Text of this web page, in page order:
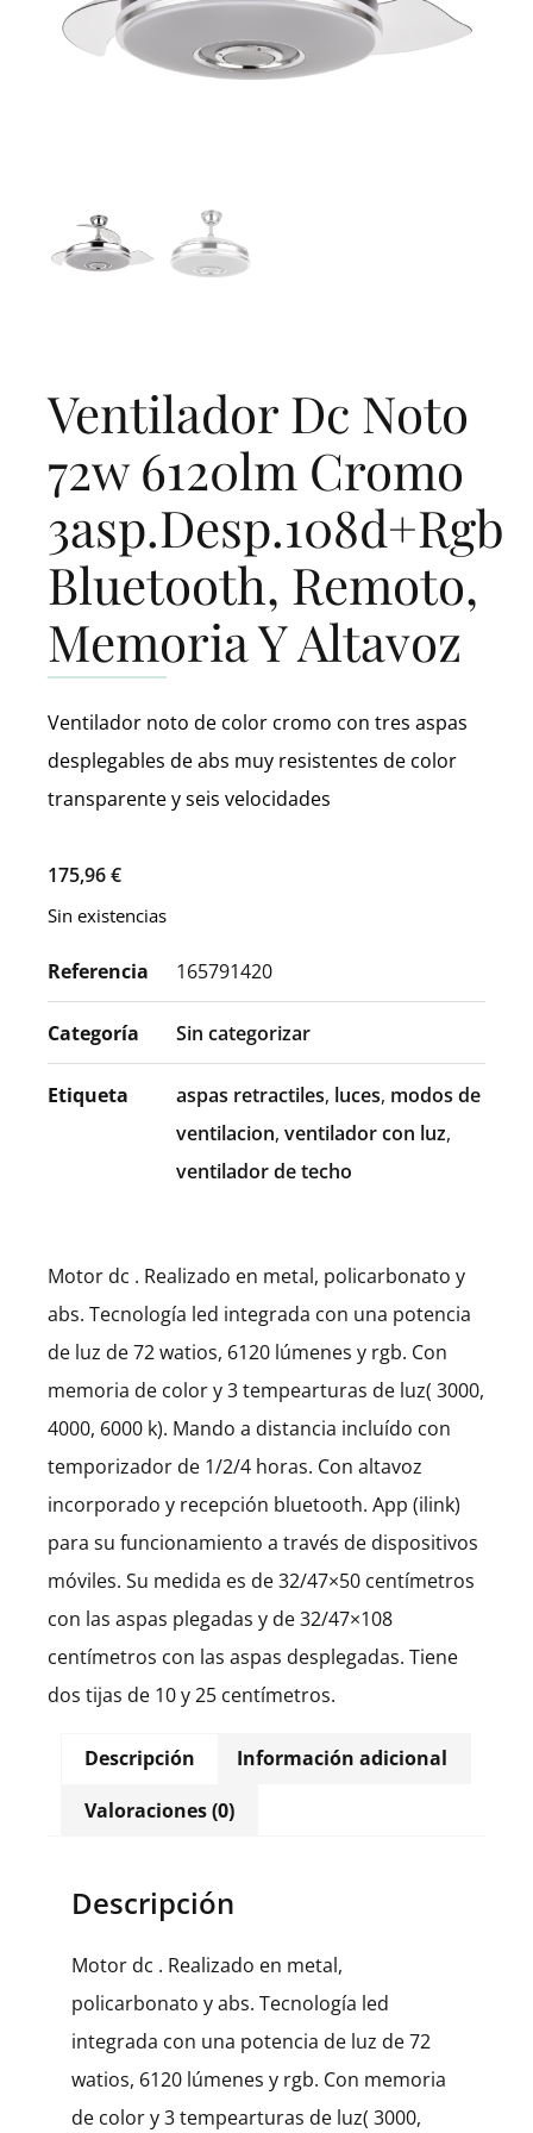
Ventilador Dc Noto
72w 6120lm Cromo
3asp.Desp.108d+Rgb
Bluetooth, Remoto,
Memoria Y Altavoz
Ventilador noto de color cromo con tres aspas
desplegables de abs muy resistentes de color
transparente y seis velocidades
175,96€
Sin existencias
Referencia 165791420
Categoría Sin categorizar
Etiqueta aspas retractiles, luces, modos de
ventilacion, ventilador con luz,
ventilador de techo
Motor dc . Realizado en metal, policarbonato y
abs. Tecnología led integrada con una potencia
de luz de 72 watios, 6120 lúmenes y rgb. Con
memoria de color y 3 tempearturas de luz( 3000,
4000, 6000 k). Mando a distancia incluído con
temporizador de 1/2/4 horas. Con altavoz
incorporado y recepción bluetooth. App (ilink)
para su funcionamiento a través de dispositivos
móviles. Su medida es de 32/47×50 centímetros
con las aspas plegadas y de 32/47×108
centímetros con las aspas desplegadas. Tiene
dos tijas de 10 y 25 centímetros.
Descripción
Información adicional
Valoraciones (0)
Descripción
Motor dc . Realizado en metal,
policarbonato y abs. Tecnología led
integrada con una potencia de luz de 72
watios, 6120 lúmenes y rgb. Con memoria
de color y 3 tempearturas de luz( 3000,